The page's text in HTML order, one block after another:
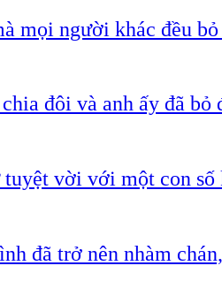
mọi người khác đều bỏ
đôi và anh ấy đã bỏ
vời với một con số
đã trở nên nhàm